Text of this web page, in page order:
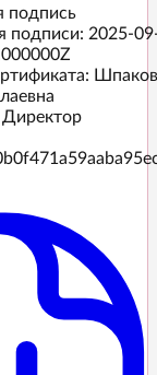
подпись
подписи: 2025-